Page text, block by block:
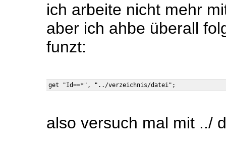
ich arbeite nicht mehr
aber ich ahbe überall
funzt:
also versuch mal mit ../